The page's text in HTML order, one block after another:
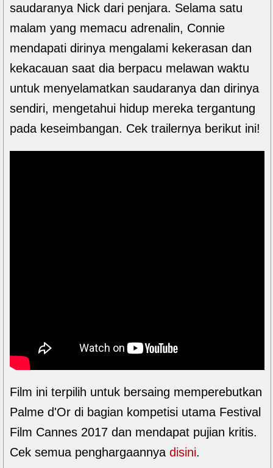
saudaranya Nick dari penjara. Selama satu
malam yang memacu adrenalin, Connie
mendapati dirinya mengalami kekerasan dan
kekacauan saat dia berpacu melawan waktu
untuk menyelamatkan saudaranya dan dirinya
sendiri, mengetahui hidup mereka tergantung
pada keseimbangan. Cek trailernya berikut ini!
Film ini terpilih untuk bersaing memperebutkan
Palme d'Or di bagian kompetisi utama Festival
Film Cannes 2017 dan mendapat pujian kritis.
Cek semua penghargaannya disini.